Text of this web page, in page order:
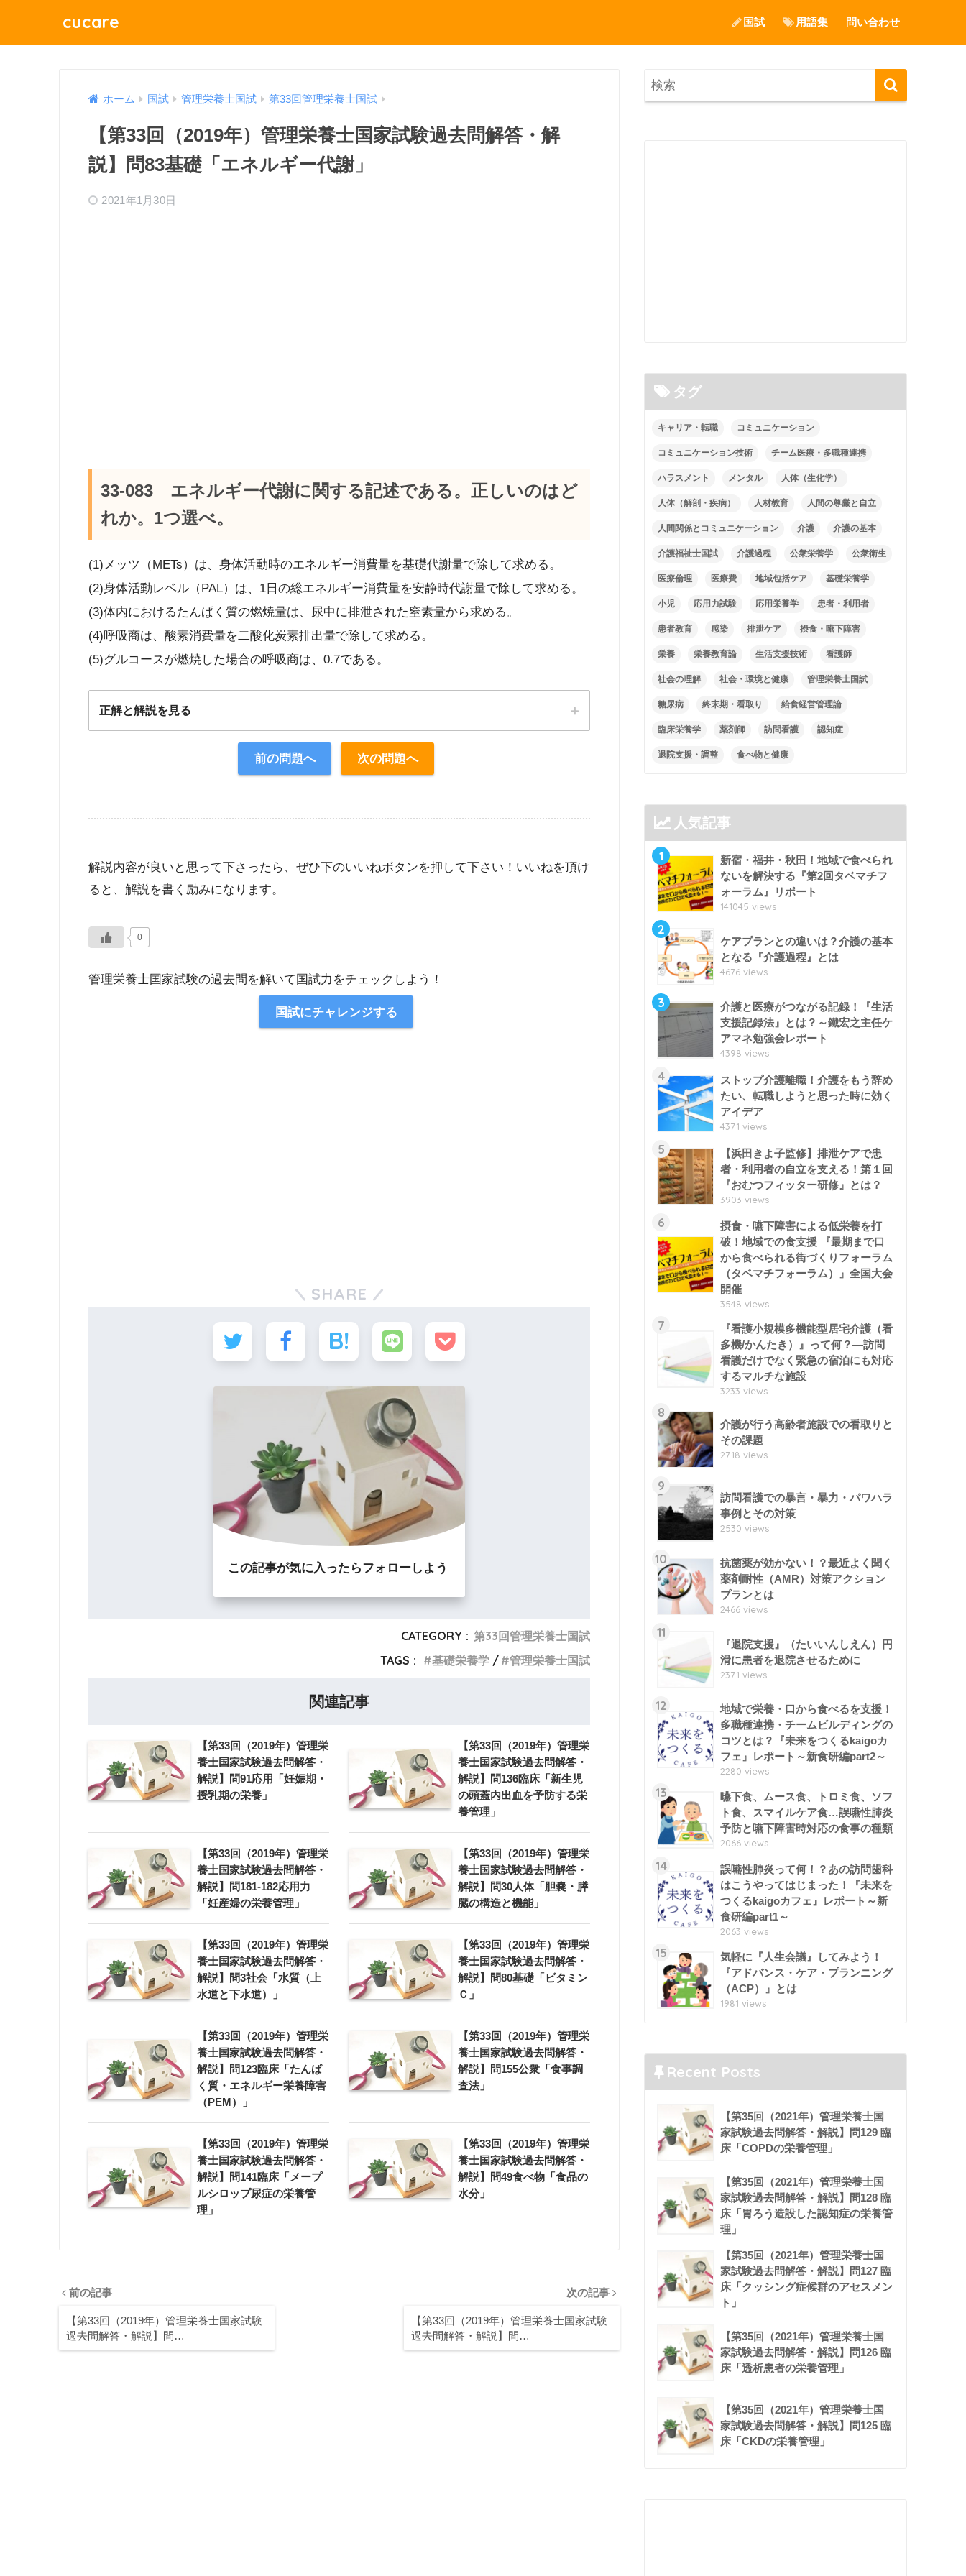
cucare 国試 用語集 問い合わせ
ホーム 国試 管理栄養士国試 第33回管理栄養士国試
【第33回（2019年）管理栄養士国家試験過去問解答・解
説】問83基礎「エネルギー代謝」
2021年1月30日
33-083 エネルギー代謝に関する記述である。正しいのはど
れか。1つ選べ。
(1)メッツ（METs）は、身体活動時のエネルギー消費量を基礎代謝量で除して求める。
(2)身体活動レベル（PAL）は、1日の総エネルギー消費量を安静時代謝量で除して求める。
(3)体内におけるたんぱく質の燃焼量は、尿中に排泄された窒素量から求める。
(4)呼吸商は、酸素消費量を二酸化炭素排出量で除して求める。
(5)グルコースが燃焼した場合の呼吸商は、0.7である。
正解と解説を見る
前の問題へ 次の問題へ
解説内容が良いと思って下さったら、ぜひ下のいいねボタンを押して下さい！いいねを頂け
ると、解説を書く励みになります。
0
管理栄養士国家試験の過去問を解いて国試力をチェックしよう！
国試にチャレンジする
SHARE
この記事が気に入ったらフォローしよう
CATEGORY : 第33回管理栄養士国試
TAGS :
基礎栄養学 管理栄養士国試
関連記事
【第33回（2019年）管理栄
養士国家試験過去問解答・
解説】問91応用「妊娠期・
授乳期の栄養」
【第33回（2019年）管理栄
養士国家試験過去問解答・
解説】問136臨床「新生児
の頭蓋内出血を予防する栄
養管理」
【第33回（2019年）管理栄
養士国家試験過去問解答・
解説】問181-182応用力
「妊産婦の栄養管理」
【第33回（2019年）管理栄
養士国家試験過去問解答・
解説】問30人体「胆嚢・膵
臓の構造と機能」
【第33回（2019年）管理栄
養士国家試験過去問解答・
解説】問3社会「水質（上
水道と下水道）」
【第33回（2019年）管理栄
養士国家試験過去問解答・
解説】問80基礎「ビタミン
Ｃ」
【第33回（2019年）管理栄
養士国家試験過去問解答・
解説】問123臨床「たんぱ
く質・エネルギー栄養障害
（PEM）」
【第33回（2019年）管理栄
養士国家試験過去問解答・
解説】問155公衆「食事調
査法」
【第33回（2019年）管理栄
養士国家試験過去問解答・
解説】問141臨床「メープ
ルシロップ尿症の栄養管
理」
【第33回（2019年）管理栄
養士国家試験過去問解答・
解説】問49食べ物「食品の
水分」
前の記事
【第33回（2019年）管理栄養士国家試験
過去問解答・解説】問…
次の記事
【第33回（2019年）管理栄養士国家試験
過去問解答・解説】問…
タグ
キャリア・転職 コミュニケーション
コミュニケーション技術 チーム医療・多職種連携
ハラスメント メンタル 人体（生化学）
人体（解剖・疾病） 人材教育 人間の尊厳と自立
人間関係とコミュニケーション 介護 介護の基本
介護福祉士国試 介護過程 公衆栄養学 公衆衛生
医療倫理 医療費 地域包括ケア 基礎栄養学
小児 応用力試験 応用栄養学 患者・利用者
患者教育 感染 排泄ケア 摂食・嚥下障害
栄養 栄養教育論 生活支援技術 看護師
社会の理解 社会・環境と健康 管理栄養士国試
糖尿病 終末期・看取り 給食経営管理論
臨床栄養学 薬剤師 訪問看護 認知症
退院支援・調整 食べ物と健康
人気記事
1
新宿・福井・秋田！地域で食べられ
ないを解決する『第2回タベマチフ
ォーラム』リポート
141045 views
2
ケアプランとの違いは？介護の基本
となる『介護過程』とは
4676 views
3
介護と医療がつながる記録！『生活
支援記録法』とは？～鐵宏之主任ケ
アマネ勉強会レポート
4398 views
4
ストップ介護離職！介護をもう辞め
たい、転職しようと思った時に効く
アイデア
4371 views
5
【浜田きよ子監修】排泄ケアで患
者・利用者の自立を支える！第１回
『おむつフィッター研修』とは？
3903 views
6
摂食・嚥下障害による低栄養を打
破！地域での食支援 『最期まで口
から食べられる街づくりフォーラム
（タベマチフォーラム）』全国大会
開催
3548 views
7
『看護小規模多機能型居宅介護（看
多機/かんたき）』って何？―訪問
看護だけでなく緊急の宿泊にも対応
するマルチな施設
3233 views
8
介護が行う高齢者施設での看取りと
その課題
2718 views
9
訪問看護での暴言・暴力・パワハラ
事例とその対策
2530 views
10
抗菌薬が効かない！？最近よく聞く
薬剤耐性（AMR）対策アクション
プランとは
2466 views
11
『退院支援』（たいいんしえん）円
滑に患者を退院させるために
2371 views
12
地域で栄養・口から食べるを支援！
多職種連携・チームビルディングの
コツとは？『未来をつくるkaigoカ
フェ』レポート～新食研編part2～
2280 views
13
嚥下食、ムース食、トロミ食、ソフ
ト食、スマイルケア食…誤嚥性肺炎
予防と嚥下障害時対応の食事の種類
2066 views
14
誤嚥性肺炎って何！？あの訪問歯科
はこうやってはじまった！『未来を
つくるkaigoカフェ』レポート～新
食研編part1～
2063 views
15
気軽に『人生会議』してみよう！
『アドバンス・ケア・プランニング
（ACP）』とは
1981 views
Recent Posts
【第35回（2021年）管理栄養士国
家試験過去問解答・解説】問129 臨
床「COPDの栄養管理」
【第35回（2021年）管理栄養士国
家試験過去問解答・解説】問128 臨
床「胃ろう造設した認知症の栄養管
理」
【第35回（2021年）管理栄養士国
家試験過去問解答・解説】問127 臨
床「クッシング症候群のアセスメン
ト」
【第35回（2021年）管理栄養士国
家試験過去問解答・解説】問126 臨
床「透析患者の栄養管理」
【第35回（2021年）管理栄養士国
家試験過去問解答・解説】問125 臨
床「CKDの栄養管理」